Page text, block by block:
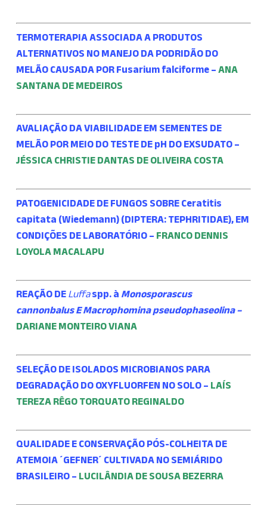
TERMOTERAPIA ASSOCIADA A PRODUTOS
ALTERNATIVOS NO MANEJO DA PODRIDÃO DO
MELÃO CAUSADA POR Fusarium falciforme – ANA
SANTANA DE MEDEIROS
AVALIAÇÃO DA VIABILIDADE EM SEMENTES DE
MELÃO POR MEIO DO TESTE DE pH DO EXSUDATO –
JÉSSICA CHRISTIE DANTAS DE OLIVEIRA COSTA
PATOGENICIDADE DE FUNGOS SOBRE Ceratitis
capitata (Wiedemann) (DIPTERA: TEPHRITIDAE), EM
CONDIÇÕES DE LABORATÓRIO – FRANCO DENNIS
LOYOLA MACALAPU
REAÇÃO DE Luffaspp. à Monosporascus
cannonbalus E Macrophomina pseudophaseolina –
DARIANE MONTEIRO VIANA
SELEÇÃO DE ISOLADOS MICROBIANOS PARA
DEGRADAÇÃO DO OXYFLUORFEN NO SOLO – LAÍS
TEREZA RÊGO TORQUATO REGINALDO
QUALIDADE E CONSERVAÇÃO PÓS-COLHEITA DE
ATEMOIA ´GEFNER´ CULTIVADA NO SEMIÁRIDO
BRASILEIRO – LUCILÂNDIA DE SOUSA BEZERRA